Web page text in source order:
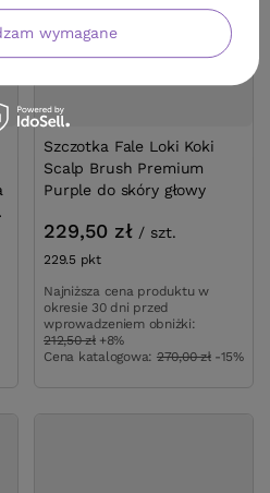
Szczotka Fale Loki Koki
Scalp Brush Premium
Purple do skóry głowy
229,50 zł / szt.
229.5 pktpunktów
Najniższa cena produktu w
okresie 30 dni przed
wprowadzeniem obniżki:
212,50 zł +8%
Cena katalogowa: 270,00 zł -15%
wymagane